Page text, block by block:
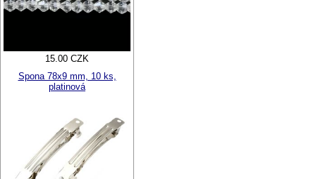
15.00 CZK
Spona 78x9 mm, 10 ks,
platinová